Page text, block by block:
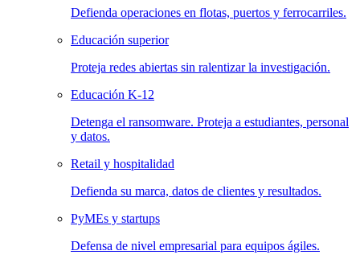
Defienda operaciones en flotas, puertos y ferrocarriles.
Educación superior
Proteja redes abiertas sin ralentizar la investigación.
Educación K-12
Detenga el ransomware. Proteja a estudiantes, personal
y datos.
Retail y hospitalidad
Defienda su marca, datos de clientes y resultados.
PyMEs y startups
Defensa de nivel empresarial para equipos ágiles.